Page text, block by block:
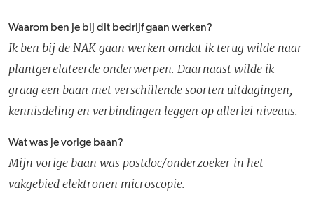
Waarom ben je bij dit bedrijf gaan werken?
Ik ben bij de NAK gaan werken omdat ik terug wilde naar
plantgerelateerde onderwerpen. Daarnaast wilde ik
graag een baan met verschillende soorten uitdagingen,
kennisdeling en verbindingen leggen op allerlei niveaus.
Wat was je vorige baan?
Mijn vorige baan was postdoc/onderzoeker in het
vakgebied elektronen microscopie.